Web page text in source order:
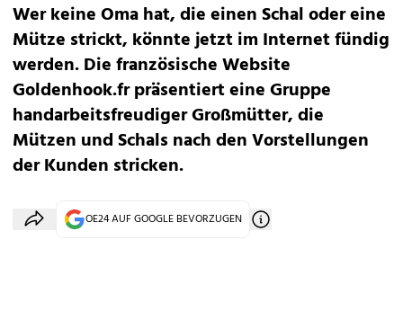
Wer keine Oma hat, die einen Schal oder eine
Mütze strickt, könnte jetzt im Internet fündig
werden. Die französische Website
Goldenhook.fr präsentiert eine Gruppe
handarbeitsfreudiger Großmütter, die
Mützen und Schals nach den Vorstellungen
der Kunden stricken.
OE24 AUF GOOGLE BEVORZUGEN